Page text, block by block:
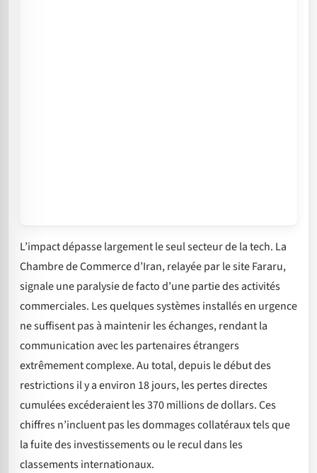
L’impact dépasse largement le seul secteur de la tech. La
Chambre de Commerce d’Iran, relayée par le site Fararu,
signale une paralysie de facto d’une partie des activités
commerciales. Les quelques systèmes installés en urgence
ne suffisent pas à maintenir les échanges, rendant la
communication avec les partenaires étrangers
extrêmement complexe. Au total, depuis le début des
restrictions il y a environ 18 jours, les pertes directes
cumulées excéderaient les 370 millions de dollars. Ces
chiffres n’incluent pas les dommages collatéraux tels que
la fuite des investissements ou le recul dans les
classements internationaux.